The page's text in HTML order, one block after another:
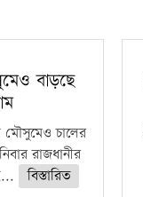
বাড়ছে
মৌসুমেও চালের
রাজধানীর
বিস্তারিত